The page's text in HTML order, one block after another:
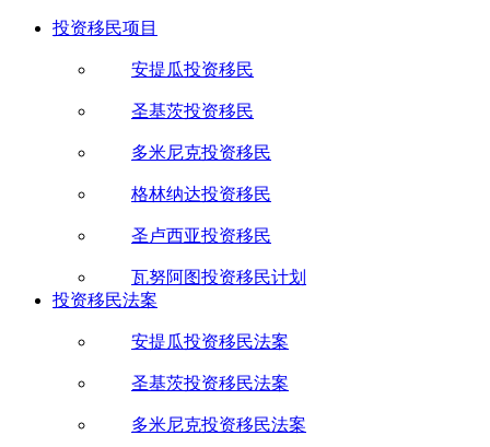
投资移民项目
安提瓜投资移民
圣基茨投资移民
多米尼克投资移民
格林纳达投资移民
圣卢西亚投资移民
瓦努阿图投资移民计划
投资移民法案
安提瓜投资移民法案
圣基茨投资移民法案
多米尼克投资移民法案